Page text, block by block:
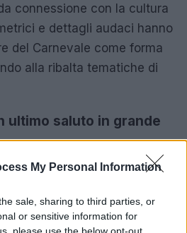
My Personal Information
sale, sharing to third parties, or
or sensitive information for
connessione con la cultura
e dettagli audaci hanno
del Carnevale come forma
alla ribalta tematiche di
ultimo saluto in grande
emozione, la sfilata di
e contemporanea.
suggestivo, la collezione